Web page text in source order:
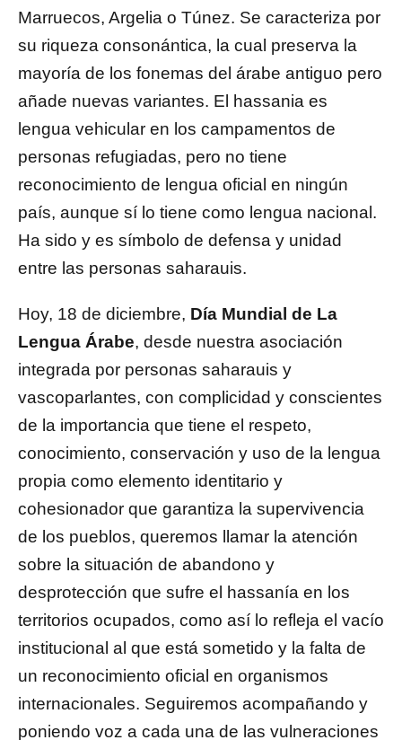
Marruecos, Argelia o Túnez. Se caracteriza por
su riqueza consonántica, la cual preserva la
mayoría de los fonemas del árabe antiguo pero
añade nuevas variantes. El hassania es
lengua vehicular en los campamentos de
personas refugiadas, pero no tiene
reconocimiento de lengua oficial en ningún
país, aunque sí lo tiene como lengua nacional.
Ha sido y es símbolo de defensa y unidad
entre las personas saharauis.
Hoy, 18 de diciembre, Día Mundial de La
Lengua Árabe, desde nuestra asociación
integrada por personas saharauis y
vascoparlantes, con complicidad y conscientes
de la importancia que tiene el respeto,
conocimiento, conservación y uso de la lengua
propia como elemento identitario y
cohesionador que garantiza la supervivencia
de los pueblos, queremos llamar la atención
sobre la situación de abandono y
desprotección que sufre el hassanía en los
territorios ocupados, como así lo refleja el vacío
institucional al que está sometido y la falta de
un reconocimiento oficial en organismos
internacionales. Seguiremos acompañando y
poniendo voz a cada una de las vulneraciones